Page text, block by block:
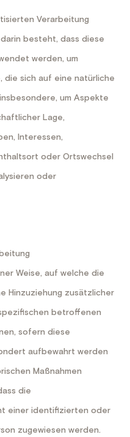
Verarbeitung
besteht, dass diese
werden, um
die sich auf eine natürliche
um Aspekte
Lage,
Interessen,
oder Ortswechsel
oder
Weise, auf welche die
Hinzuziehung zusätzlicher
betroffenen
sofern diese
aufbewahrt werden
Maßnahmen
die
einer identifizierten oder
zugewiesen werden.